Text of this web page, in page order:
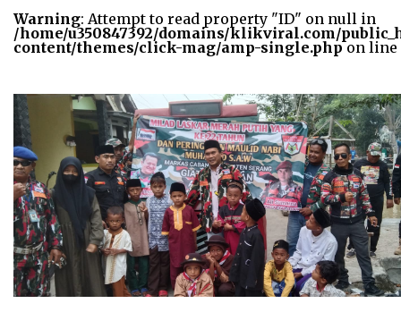
Warning: Attempt to read property "ID" on null in
/home/u350847392/domains/klikviral.com/
content/themes/click-mag/amp-single.phpon line